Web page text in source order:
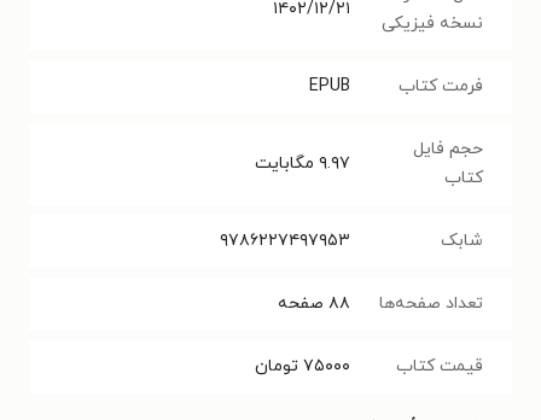
نسخه فیزیکی
۱۴۰۲/۱۲/۲۱
فرمت کتاب EPUB
حجم فایل
کتاب
۹.۹۷ مگابایت
شابک ۹۷۸۶۲۲۷۴۹۷۹۵۳
تعداد صفحه‌ها ۸۸ صفحه
قیمت کتاب ۷۵۰۰۰ تومان